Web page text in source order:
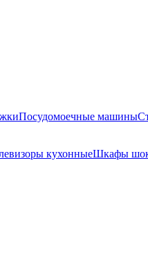
Посудомоечные машины
кухонныеШкафы